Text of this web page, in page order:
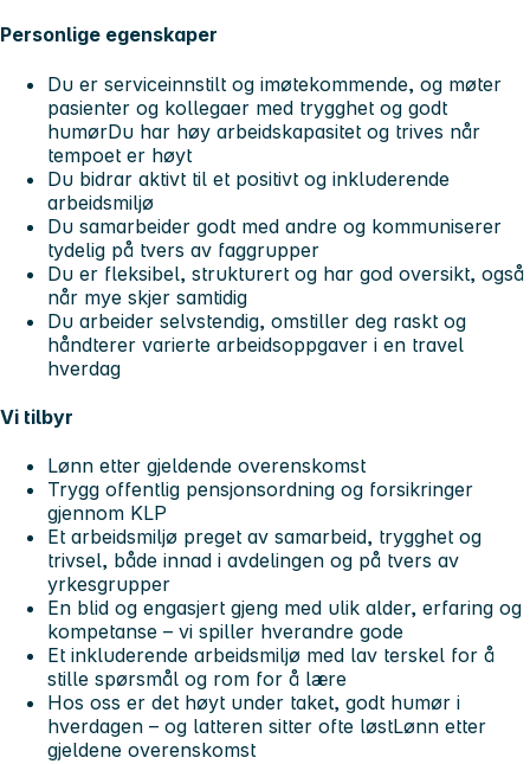
Personlige egenskaper
Du er serviceinnstilt og imøtekommende, og møter
pasienter og kollegaer med trygghet og godt
humørDu har høy arbeidskapasitet og trives når
tempoet er høyt
Du bidrar aktivt til et positivt og inkluderende
arbeidsmiljø
Du samarbeider godt med andre og kommuniserer
tydelig på tvers av faggrupper
Du er fleksibel, strukturert og har god oversikt, også
når mye skjer samtidig
Du arbeider selvstendig, omstiller deg raskt og
håndterer varierte arbeidsoppgaver i en travel
hverdag
Vi tilbyr
Lønn etter gjeldende overenskomst
Trygg offentlig pensjonsordning og forsikringer
gjennom KLP
Et arbeidsmiljø preget av samarbeid, trygghet og
trivsel, både innad i avdelingen og på tvers av
yrkesgrupper
En blid og engasjert gjeng med ulik alder, erfaring og
kompetanse – vi spiller hverandre gode
Et inkluderende arbeidsmiljø med lav terskel for å
stille spørsmål og rom for å lære
Hos oss er det høyt under taket, godt humør i
hverdagen – og latteren sitter ofte løstLønn etter
gjeldene overenskomst